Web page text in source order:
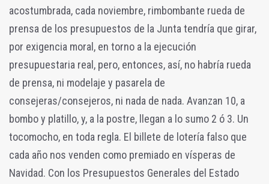
acostumbrada, cada noviembre, rimbombante rueda de
prensa de los presupuestos de la Junta tendría que girar,
por exigencia moral, en torno a la ejecución
presupuestaria real, pero, entonces, así, no habría rueda
de prensa, ni modelaje y pasarela de
consejeras/consejeros, ni nada de nada. Avanzan 10, a
bombo y platillo, y, a la postre, llegan a lo sumo 2 ó 3. Un
tocomocho, en toda regla. El billete de lotería falso que
cada año nos venden como premiado en vísperas de
Navidad. Con los Presupuestos Generales del Estado